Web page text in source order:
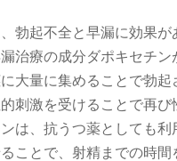
勃起不全と早漏に効果
治療の成分ダポキセチ
大量に集めることで勃
刺激を受けることで再
は、抗うつ薬としても
ことで、射精までの時